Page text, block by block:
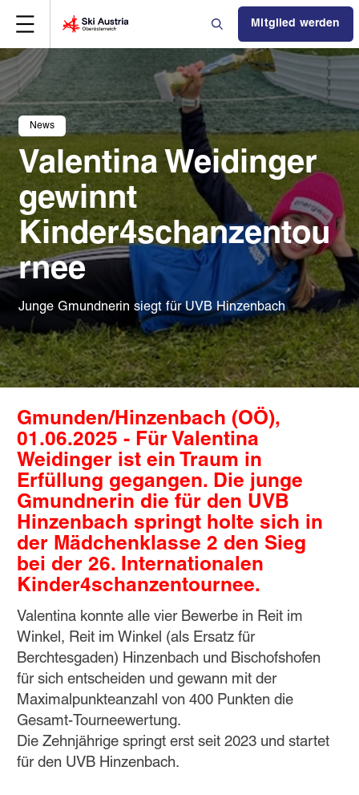
Mitglied werden
News
Valentina Weidinger
gewinnt
Kinder4schanzentou
rnee
Junge Gmundnerin siegt für UVB Hinzenbach
Gmunden/Hinzenbach (OÖ),
01.06.2025 - Für Valentina
Weidinger ist ein Traum in
Erfüllung gegangen. Die junge
Gmundnerin die für den UVB
Hinzenbach springt holte sich in
der Mädchenklasse 2 den Sieg
bei der 26. Internationalen
Kinder4schanzentournee.
Valentina konnte alle vier Bewerbe in Reit im
Winkel, Reit im Winkel (als Ersatz für
Berchtesgaden) Hinzenbach und Bischofshofen
für sich entscheiden und gewann mit der
Maximalpunkteanzahl von 400 Punkten die
Gesamt-Tourneewertung.
Die Zehnjährige springt erst seit 2023 und startet
für den UVB Hinzenbach.